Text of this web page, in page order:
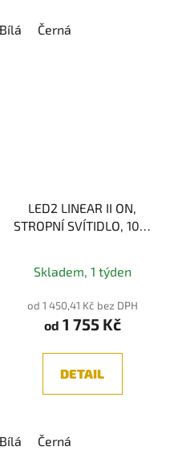
Bílá Černá
Diamant
LED2 LINEAR II ON,
STROPNÍ SVÍTIDLO, 10W
Skladem, 1 týden
od 1 450,41 Kč bez DPH
od 1 755 Kč
DETAIL
Bílá Černá